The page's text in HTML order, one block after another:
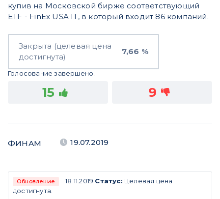
купив на Московской бирже соответствующий
ETF - FinEx USA IT, в который входит 86 компаний.
Закрыта (целевая цена
достигнута)
7,66 %
Голосование завершено.
15 9
ФИНАМ 19.07.2019
Обновление 18.11.2019 Статус: Целевая цена
достигнута.